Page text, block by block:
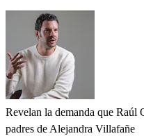
Revelan la demanda que Raúl
padres de Alejandra Villafañe